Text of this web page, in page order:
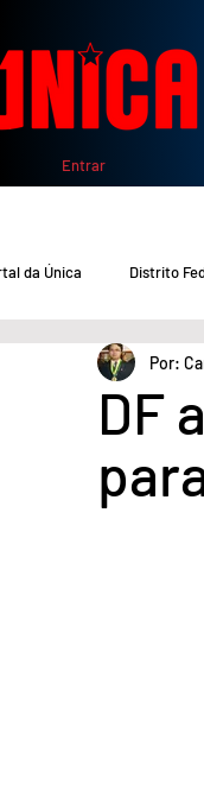
Entrar
da Única Distrito
COVID-19 DF
DF
Por: